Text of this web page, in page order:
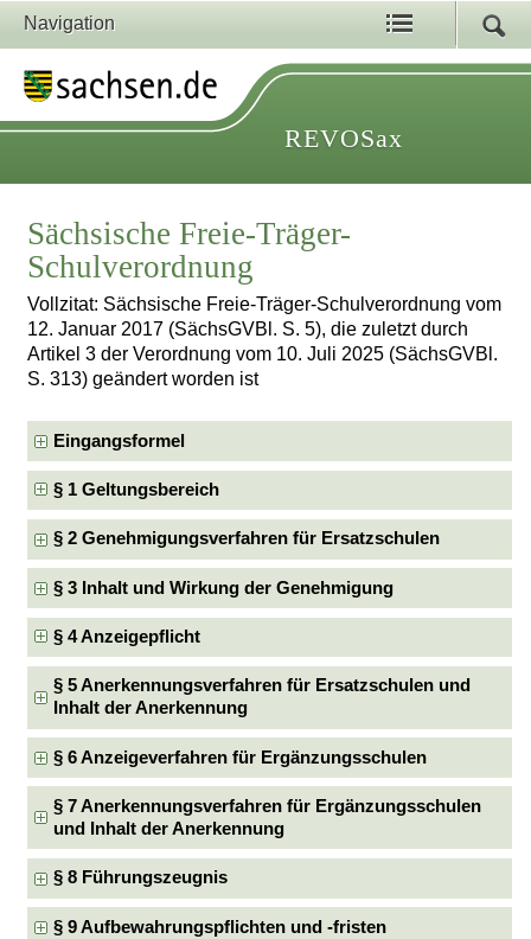
Navigation
REVOSax
Sächsische Freie-Träger-
Schulverordnung
Vollzitat: Sächsische Freie-Träger-Schulverordnung vom
12. Januar 2017 (SächsGVBl. S. 5), die zuletzt durch
Artikel 3 der Verordnung vom 10. Juli 2025 (SächsGVBl.
S. 313) geändert worden ist
Eingangsformel
§ 1 Geltungsbereich
§ 2 Genehmigungsverfahren für Ersatzschulen
§ 3 Inhalt und Wirkung der Genehmigung
§ 4 Anzeigepflicht
§ 5 Anerkennungsverfahren für Ersatzschulen und
Inhalt der Anerkennung
§ 6 Anzeigeverfahren für Ergänzungsschulen
§ 7 Anerkennungsverfahren für Ergänzungsschulen
und Inhalt der Anerkennung
§ 8 Führungszeugnis
§ 9 Aufbewahrungspflichten und -fristen